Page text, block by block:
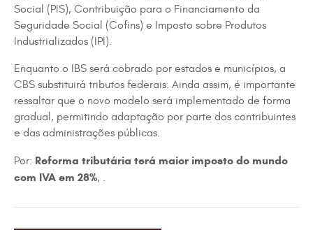
Social (PIS), Contribuição para o Financiamento da
Seguridade Social (Cofins) e Imposto sobre Produtos
Industrializados (IPI).
Enquanto o IBS será cobrado por estados e municípios, a
CBS substituirá tributos federais. Ainda assim, é importante
ressaltar que o novo modelo será implementado de forma
gradual, permitindo adaptação por parte dos contribuintes
e das administrações públicas.
Por: Reforma tributária terá maior imposto do mundo
com IVA em 28%, .